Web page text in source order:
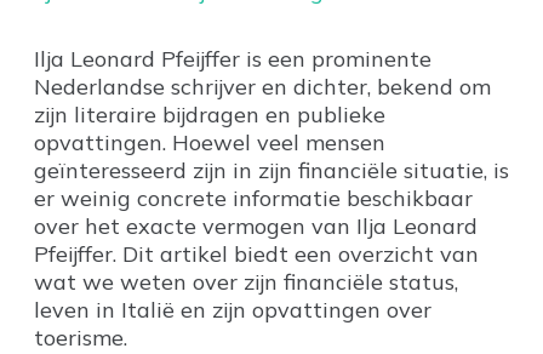
Ilja Leonard Pfeijffer is een prominente
Nederlandse schrijver en dichter, bekend om
zijn literaire bijdragen en publieke
opvattingen. Hoewel veel mensen
geïnteresseerd zijn in zijn financiële situatie, is
er weinig concrete informatie beschikbaar
over het exacte vermogen van Ilja Leonard
Pfeijffer. Dit artikel biedt een overzicht van
wat we weten over zijn financiële status,
leven in Italië en zijn opvattingen over
toerisme.